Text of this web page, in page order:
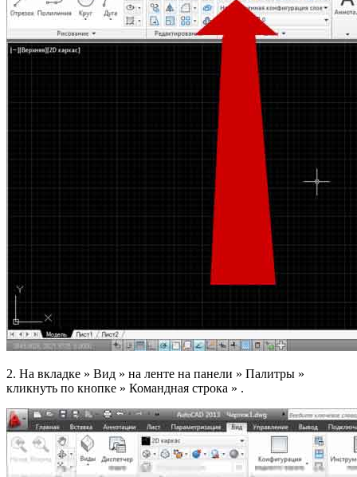
2. На вкладке » Вид » на ленте на панели » Палитры »
кликнуть по кнопке » Командная строка » .